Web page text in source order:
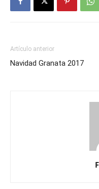
Artículo anterior
Navidad Granata 2017